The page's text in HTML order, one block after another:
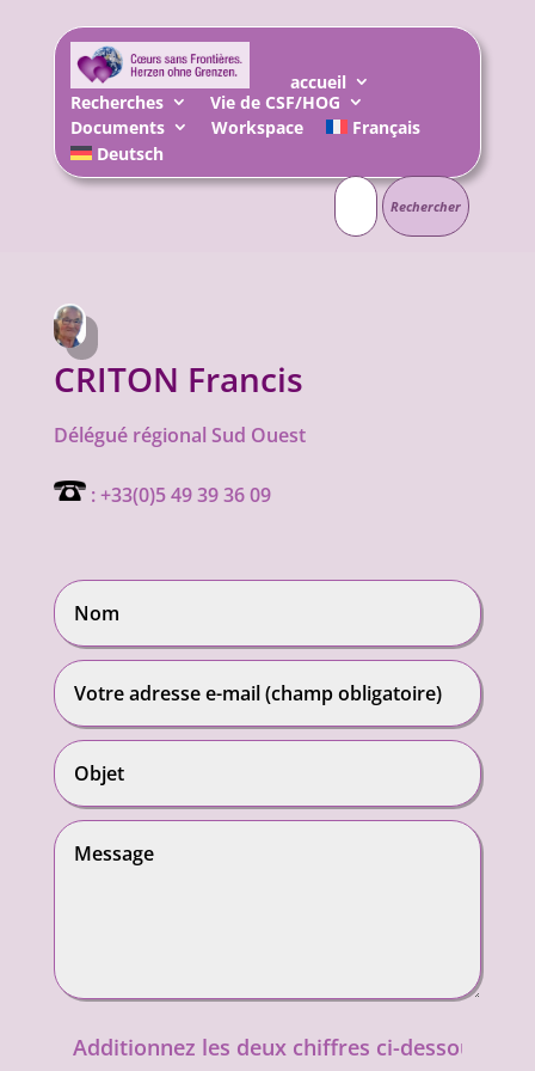
accueil
Recherches
Vie de CSF/HOG
Documents
Workspace
Français
Deutsch
Rechercher :
CRITON Francis
Délégué régional Sud Ouest
: +33(0)5 49 39 36 09